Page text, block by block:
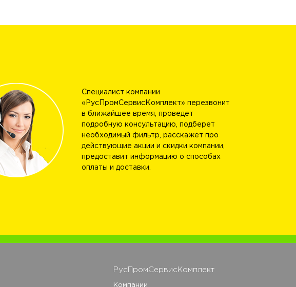
Специалист компании
«РусПромСервисКомплект» перезвонит
в ближайшее время, проведет
подробную консультацию, подберет
необходимый фильтр, расскажет про
действующие акции и скидки компании,
предоставит информацию о способах
оплаты и доставки.
РусПромСервисКомплект
Компании